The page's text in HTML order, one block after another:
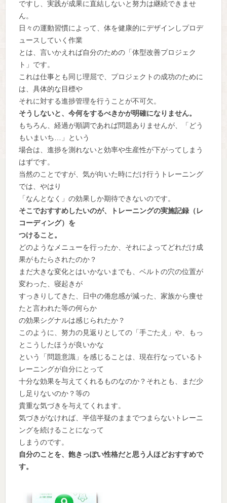
ですし、実践が成果に直結しないと努力は継続できませ
ん。
日々の運動習慣によって、体を健康的にデザインしプロデ
ュースしていく作業
とは、言いかえれば自分のための「体型改善プロジェク
ト」です。
これは仕事とも同じ理屈で、プロジェクトの成功のために
は、具体的な目標や
それに対する進捗管理を行うことが不可欠。
そうしないと、今何をするべきかが明確になりません。
もちろん、経過が順調であれば問題ありませんが、「どう
もいまいち…」という
場合は、進捗を測れないと効率や生産性が下がってしまう
はずです。
当然のことですが、気が向いた時にだけ行うトレーニング
では、やはり
「なんとなく」の効果しか期待できないのです。
そこでおすすめしたいのが、トレーニングの実施記録（レ
コーディング）を
つけること。
どのようなメニューを行ったか、それによってどれだけ成
果がもたらされたのか？
まだ大きな変化とはいかないまでも、ベルトの穴の位置が
変わった、寝起きが
すっきりしてきた、日中の倦怠感が減った、家族から痩せ
たと言われた等の何らか
の効果シグナルは感じられたか？
このように、努力の見返りとしての「手ごたえ」や、もっ
とこうしたほうが良いかな
という「問題意識」を感じることは、現在行なっているト
レーニングが自分にとって
十分な効果を与えてくれるものなのか？それとも、まだ少
し足りないのか？等の
貴重な気づきを与えてくれます。
気づきがなければ、半信半疑のままでつまらないトレーニ
ングを続けることになって
しまうのです。
自分のことを、飽きっぽい性格だと思う人ほどおすすめで
す。